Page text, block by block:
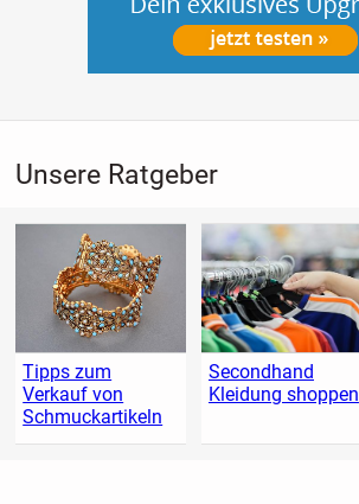
Unsere Ratgeber
Tipps zum
Verkauf von
Schmuckartikeln
Secondhand
Kleidung shoppen